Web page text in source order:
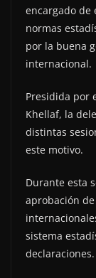
encargado de
normas
por la buena
internacional.
Presidida por
Khellaf, la
distintas
este motivo.
Durante esta
aprobación
sistema
declaraciones.